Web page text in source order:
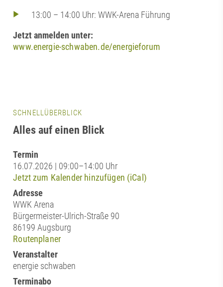
13:00 – 14:00 Uhr: WWK-Arena Führung
Jetzt anmelden unter:
www.energie-schwaben.de/energieforum
SCHNELLÜBERBLICK
Alles auf einen Blick
Termin
16.07.2026 | 09:00–14:00 Uhr
Jetzt zum Kalender hinzufügen (iCal)
Adresse
WWK Arena
Bürgermeister-Ulrich-Straße 90
86199 Augsburg
Routenplaner
Veranstalter
energie schwaben
Terminabo